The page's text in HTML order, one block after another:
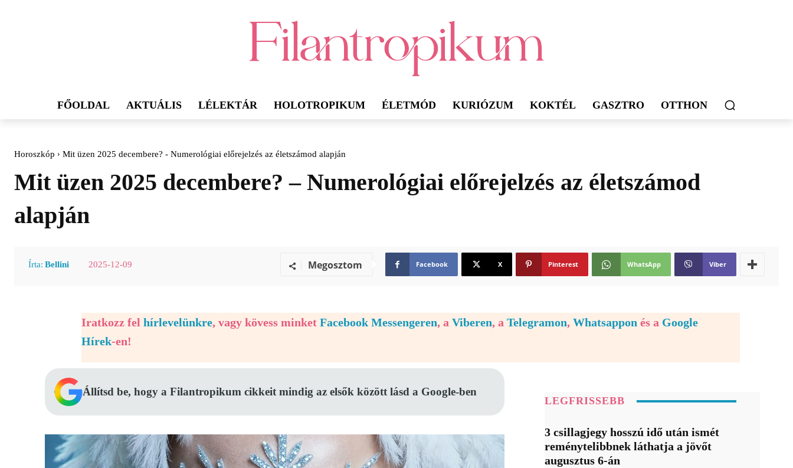
FŐOLDAL AKTUÁLIS LÉLEKTÁR HOLOTROPIKUM ÉLETMÓD KURIÓZUM KOKTÉL GASZTRO OTTHON
Horoszkóp Mit üzen 2025 decembere? - Numerológiai előrejelzés az életszámod alapján
Mit üzen 2025 decembere? – Numerológiai előrejelzés az életszámod
alapján
Írta: Bellini 2025-12-09 Megosztom Facebook X Pinterest WhatsApp Viber
Iratkozz fel hírlevelünkre, vagy kövess minket Facebook Messengeren, a Viberen, a Telegramon, Whatsappon és a Google
Hírek-en!
Állítsd be, hogy a Filantropikum cikkeit mindig az elsők között lásd a Google-ben
LEGFRISSEBB
3 csillagjegy hosszú idő után ismét
reménytelibbnek láthatja a jövőt
augusztus 6-án